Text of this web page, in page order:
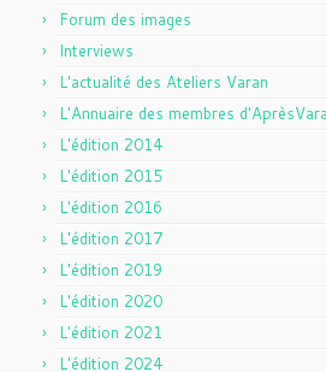
Forum des images
Interviews
L'actualité des Ateliers Varan
L'Annuaire des membres
L'édition 2014
L'édition 2015
L'édition 2016
L'édition 2017
L'édition 2019
L'édition 2020
L'édition 2021
L'édition 2024